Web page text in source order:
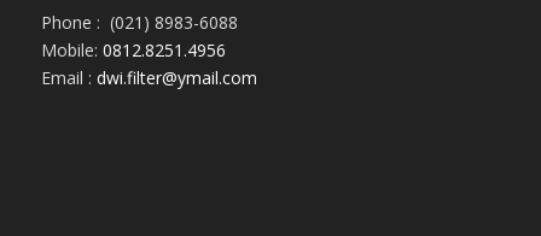
Phone : (021) 8983-6088
Mobile: 0812.8251.4956
Email : dwi.filter@ymail.com